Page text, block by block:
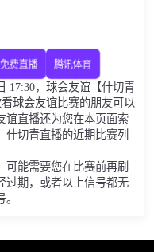
免费直播 腾讯体育
17:30，球会友谊【什切青
球会友谊比赛的朋友可以
谊直播还为您在本页面索
什切青直播的近期比赛列
可能需要您在比赛前再刷
过期，或者以上信号都无